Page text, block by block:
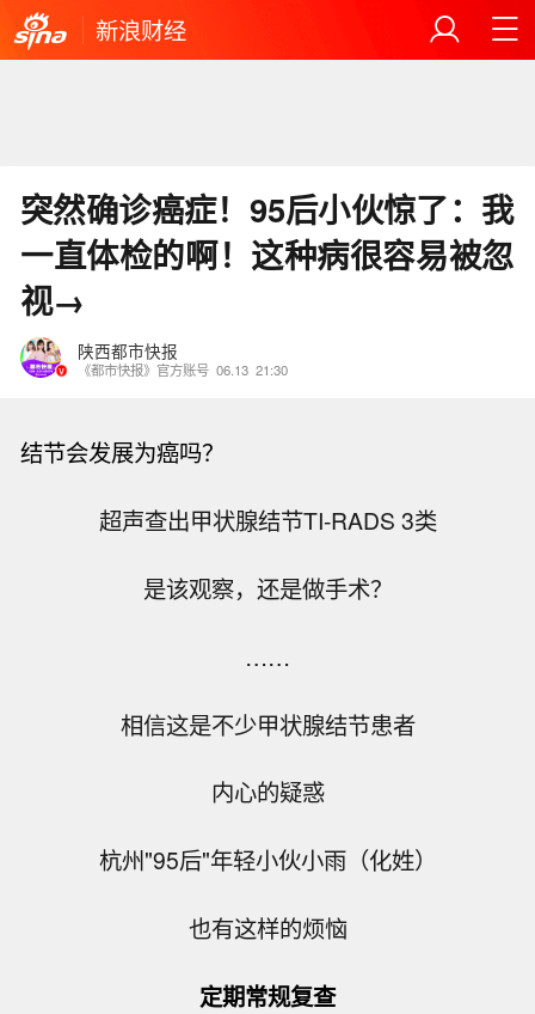
新浪财经
突然确诊癌症！95后小伙惊了：我
一直体检的啊！这种病很容易被忽
视→
陕西都市快报
《都市快报》官方账号 06.13 21:30
结节会发展为癌吗？
超声查出甲状腺结节TI-RADS 3类
是该观察，还是做手术？
……
相信这是不少甲状腺结节患者
内心的疑惑
杭州"95后"年轻小伙小雨（化姓）
也有这样的烦恼
定期常规复查